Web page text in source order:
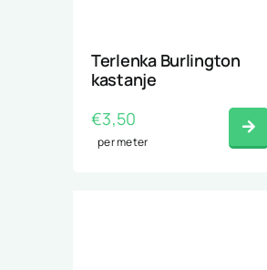
Terlenka Burlington
kastanje
€3,50
per meter